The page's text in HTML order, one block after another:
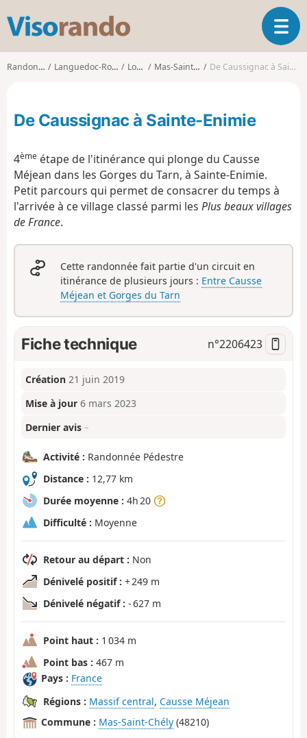
s
o
d
O
u
v
g
i
Randonnées Languedoc-Roussillon Lozère Mas-Saint-Chély De Caussignac à Sainte-Enimie
De Caussignac à Sainte-Enimie
4ème étape de l'itinérance qui plonge du Causse
Méjean dans les Gorges du Tarn, à Sainte-Enimie.
Petit parcours qui permet de consacrer du temps à
l'arrivée à ce village classé parmi les Plus beaux villages
de France.
Cette randonnée fait partie d'un circuit en
itinérance de plusieurs jours : Entre Causse
Méjean et Gorges du Tarn
Fiche technique n°2206423
Création 21 juin 2019
Mise à jour 6 mars 2023
Dernier avis –
Activité : Randonnée Pédestre
Distance : 12,77 km
Durée moyenne : 4h 20
Difficulté : Moyenne
Retour au départ : Non
Dénivelé positif : + 249 m
Dénivelé négatif : - 627 m
Point haut : 1 034 m
Point bas : 467 m
Pays : France
Régions : Massif central, Causse Méjean
Commune : Mas-Saint-Chély (48210)